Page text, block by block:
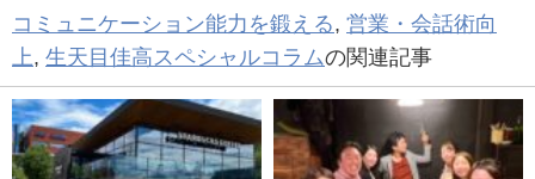
コミュニケーション能力を鍛える, 営業・会話術向
上, 生天目佳高スペシャルコラムの関連記事